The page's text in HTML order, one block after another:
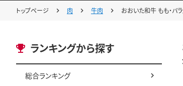
トップページ 肉 牛肉 おおいた和牛 もも・
ランキングから探す
総合ランキング